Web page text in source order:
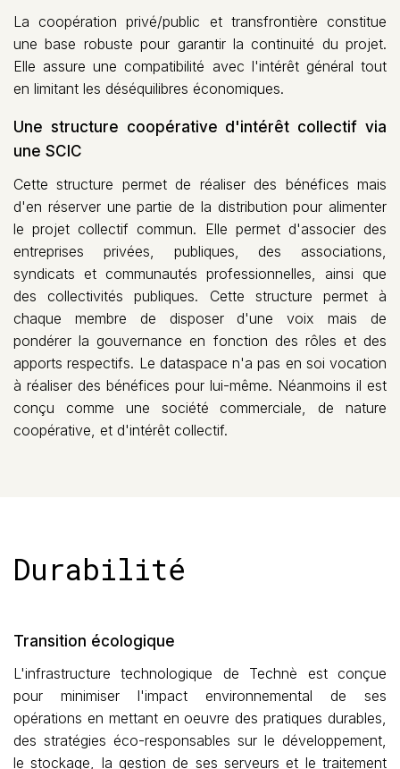
La coopération privé/public et transfrontière constitue
une base robuste pour garantir la continuité du projet.
Elle assure une compatibilité avec l'intérêt général tout
en limitant les déséquilibres économiques.
Une structure coopérative d'intérêt collectif via
une SCIC
Cette structure permet de réaliser des bénéfices mais
d'en réserver une partie de la distribution pour alimenter
le projet collectif commun. Elle permet d'associer des
entreprises privées, publiques, des associations,
syndicats et communautés professionnelles, ainsi que
des collectivités publiques. Cette structure permet à
chaque membre de disposer d'une voix mais de
pondérer la gouvernance en fonction des rôles et des
apports respectifs. Le dataspace n'a pas en soi vocation
à réaliser des bénéfices pour lui-même. Néanmoins il est
conçu comme une société commerciale, de nature
coopérative, et d'intérêt collectif.
Durabilité
Transition écologique
L'infrastructure technologique de Technè est conçue
pour minimiser l'impact environnemental de ses
opérations en mettant en oeuvre des pratiques durables,
des stratégies éco-responsables sur le développement,
le stockage, la gestion de ses serveurs et le traitement